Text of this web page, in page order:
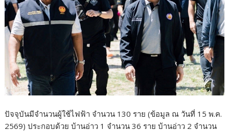
ปัจจุบันมีจำนวนผู้ใช้ไฟฟ้า จำนวน 130 ราย (ข้อมูล ณ วันที่ 15 พ.ค.
2569) ประกอบด้วย บ้านอ่าว 1 จำนวน 36 ราย บ้านอ่าว 2 จำนวน